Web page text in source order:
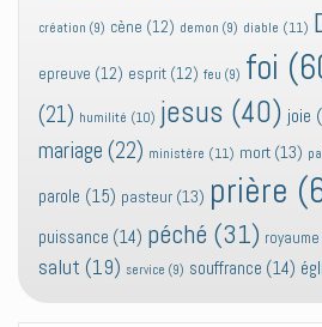
création (9) cène (12) demon (9) diable (11)
epreuve (12) esprit (12) feu (9) foi
(21) humilité (10) jesus (40) joie
mariage (22) ministère (11) mort (13)
parole (15) pasteur (13) prière
puissance (14) péché (31) royaume
salut (19) service (9) souffrance (14)